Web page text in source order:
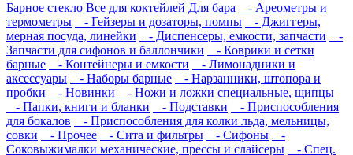
Барное стекло Все для коктейлей Для бара
- Ареометры и
термометры
- Гейзеры и дозаторы, помпы
- Джиггеры,
мерная посуда, линейки
- Диспенсеры, емкости, запчасти
-
Запчасти для сифонов и баллончики
- Коврики и сетки
барные
- Контейнеры и емкости
- Лимонадники и
аксессуары
- Наборы барные
- Нарзанники, штопора и
пробки
- Новинки
- Ножи и ложки специальные, щипцы
- Папки, книги и бланки
- Подставки
- Приспособления
для бокалов
- Приспособления для колки льда, мельницы,
совки
- Прочее - Сита и фильтры - Сифоны
-
Соковыжималки механические, прессы и слайсеры
- Спец.